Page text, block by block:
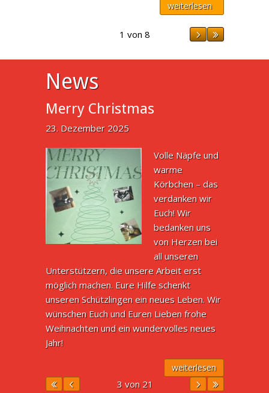
weiterlesen
1 von 8
News
Merry Christmas
23. Dezember 2025
Volle Näpfe und
warme
Körbchen – das
verdanken wir
Euch! Wir
bedanken uns
von Herzen bei
all unseren
Unterstützern, die unsere Arbeit erst
möglich machen. Eure Hilfe schenkt
unseren Schützlingen ein neues Leben. Wir
wünschen Euch und Euren Lieben frohe
Weihnachten und ein wundervolles neues
Jahr!
weiterlesen
3 von 21